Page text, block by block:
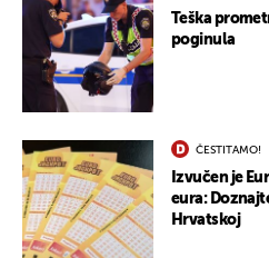
Teška
poginula
ČESTITAMO!
Izvučen je
eura:
Hrvatskoj
UKLJUČITE